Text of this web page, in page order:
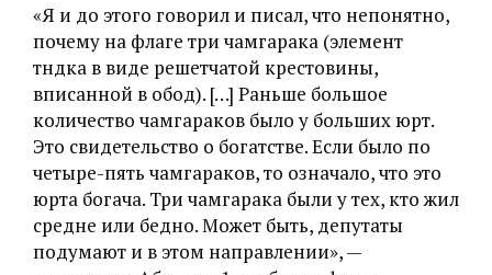
«Я и до этого говорил и писал, что непонятно,
почему на флаге три чамгарака (элемент
түндүка в виде решетчатой крестовины,
вписанной в обод). […] Раньше большое
количество чамгараков было у больших юрт.
Это свидетельство о богатстве. Если было по
четыре-пять чамгараков, то означало, что это
юрта богача. Три чамгарака были у тех, кто жил
средне или бедно. Может быть, депутаты
подумают и в этом направлении», —